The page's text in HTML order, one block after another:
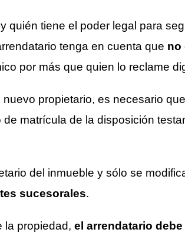
tiene el poder legal para
tenga en cuenta que no
por más que quien lo reclame
propietario, es necesario
matrícula de la disposición
del inmueble y sólo se
sucesorales.
la propiedad,el arrendatario